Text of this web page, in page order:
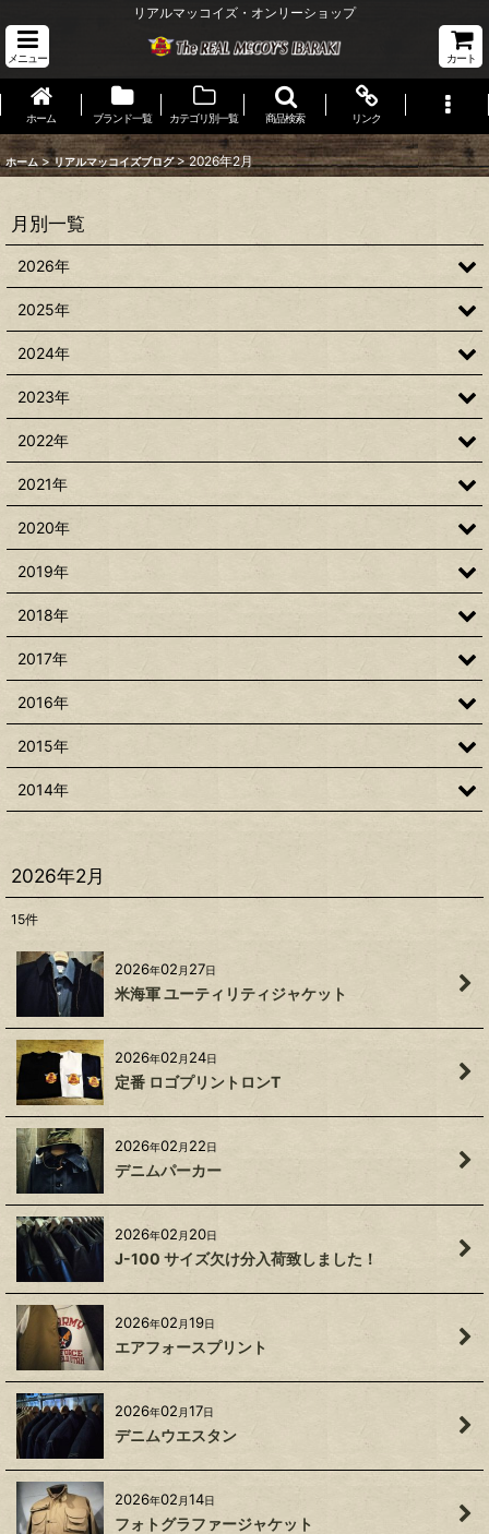
リアルマッコイズ・オンリーショップ
メニュー カート
ホーム ブランド一覧 カテゴリ別一覧 商品検索 リンク
ホーム > リアルマッコイズブログ > 2026年2月
2026年2月
15件
2026年02 月 27日
米海軍 ユーティリティジャケット
2026年02 月 24日
定番 ロゴプリントロンT
2026年02 月 22日
デニムパーカー
2026年02 月 20日
J-100 サイズ欠け分入荷致しました！
2026年02 月19日
エアフォースプリント
2026年02 月17日
デニムウエスタン
2026年02 月14日
フォトグラファージャケット
月別一覧
2026年
2025年
2024年
2023年
2022年
2021年
2020年
2019年
2018年
2017年
2016年
2015年
2014年